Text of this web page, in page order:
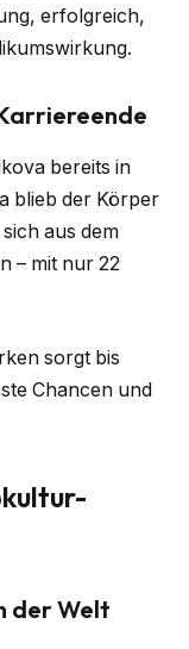
erfolgreich,
bereits in
blieb der Körper
aus dem
– mit nur 22
sorgt bis
Chancen und
der Welt